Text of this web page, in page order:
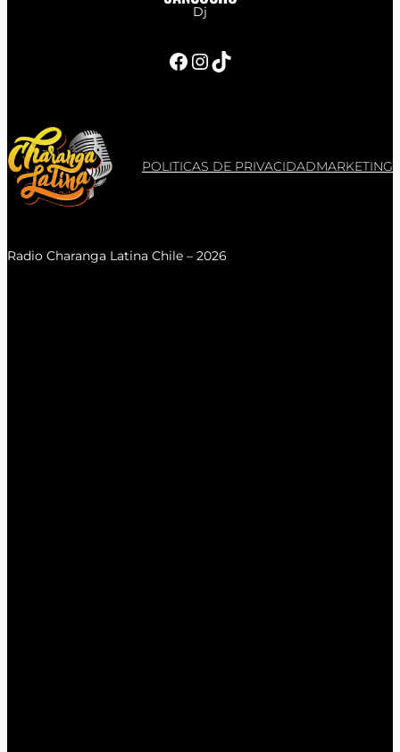
Dj
Facebook InstagramTikTok
POLITICAS DE PRIVACIDADMARKETING
Radio Charanga Latina Chile – 2026